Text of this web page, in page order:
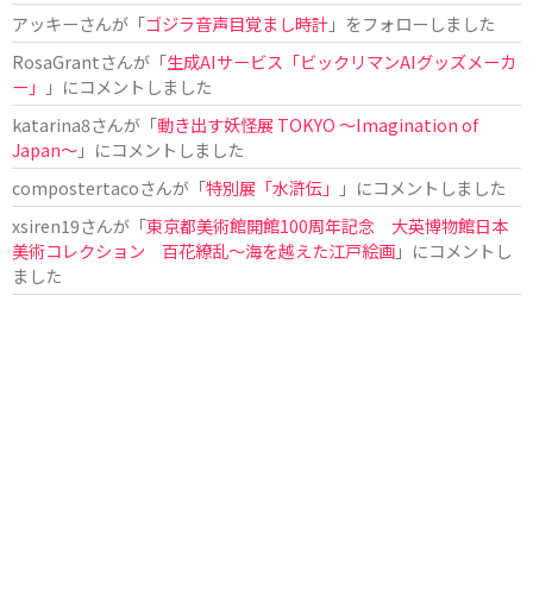
アッキーさんが「ゴジラ音声目覚まし時計」をフォローしました
RosaGrantさんが「生成AIサービス「ビックリマンAIグッズメーカ
ー」
」にコメントしました
katarina8さんが「動き出す妖怪展 TOKYO 〜Imagination of
Japan〜」にコメントしました
compostertacoさんが「特別展「水滸伝」
」にコメントしました
xsiren19さんが「東京都美術館開館100周年記念 大英博物館日本
美術コレクション 百花繚乱～海を越えた江戸絵画」にコメントし
ました